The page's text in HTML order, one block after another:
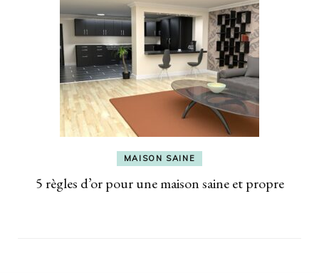
MAISON SAINE
5 règles d’or pour une maison saine et propre